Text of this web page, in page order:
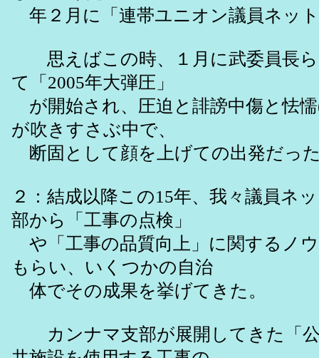
年２月に「連帯ユニオン議員ネッ
思えばこの時、１月に武委員長ら
て「2005年大弾圧」
が開始され、圧迫と誹謗中傷と怯
が吹きすさぶ中で、
断固として顔を上げての出発だっ
２：結成以降この15年、我々議員ネ
部から「工事の点検」
や「工事の品質向上」に関するノ
もらい、いくつかの自治
体でその成果を挙げてきた。
カンナマ支部が展開してきた「公